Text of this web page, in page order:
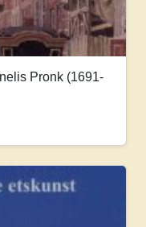
Pronk (1691-